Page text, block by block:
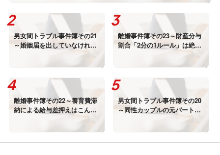
男女間トラブル事件簿その21
～婚姻届を出していなければ
浮気をしても慰謝料請求され
離婚事件簿その23～財産分与
割合「2分の1ルール」は絶対
離婚事件簿その22～養育費滞
納による給与差押えはこんな
男女間トラブル事件簿その20
～同性カップルの元パートナ
ーに不貞慰謝料の賠償を命じ